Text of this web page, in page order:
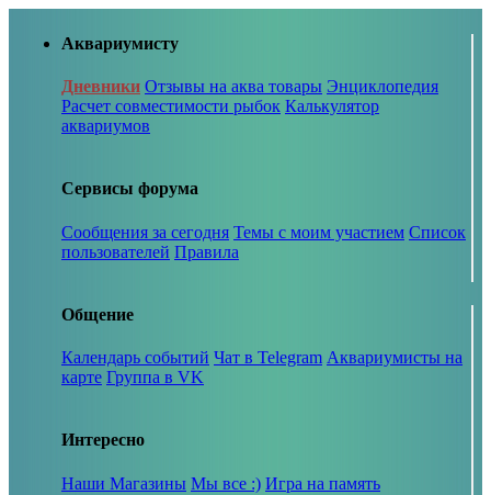
Аквариумисту
Дневники Отзывы на аква товары Энциклопедия
Расчет совместимости рыбок Калькулятор
аквариумов
Сервисы форума
Сообщения за сегодня Темы с моим участием Список
пользователей Правила
Общение
Календарь событий Чат в Telegram Аквариумисты на
карте Группа в VK
Интересно
Наши Магазины Мы все :) Игра на память